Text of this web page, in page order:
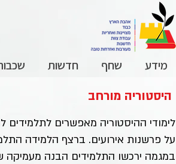
מידע שחף חדשות
היסטוריה מורחב
לימודי ההיסטוריה מאפשרים
על פרשנות אירועים. ברצף הלמידה
במגמה ירכשו התלמידים הבנה מעמיקה